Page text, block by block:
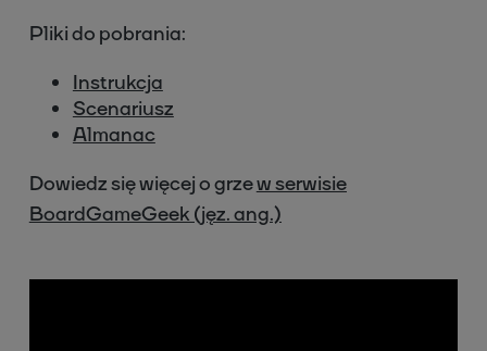
Pliki do pobrania:
Instrukcja
Scenariusz
Almanac
Dowiedz się więcej o grzew serwisie
BoardGameGeek (jęz. ang.)